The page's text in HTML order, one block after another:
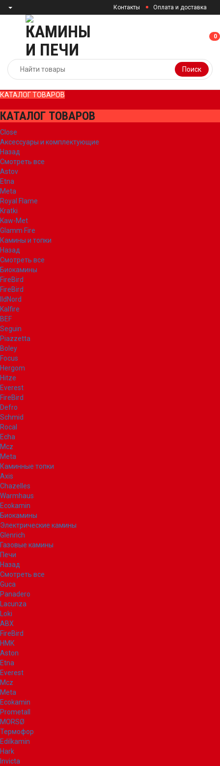
Контакты Оплата и доставка
Поиск
00
КАТАЛОГ ТОВАРОВ
КАТАЛОГ ТОВАРОВ
Close
Аксессуары и комплектующие
Назад
Смотреть все
Astov
Etna
Meta
Royal Flame
Kratki
Kaw-Met
Glamm Fire
Камины и топки
Назад
Смотреть все
Биокамины
FireBird
FireBird
IldNord
Kalfire
BEF
Seguin
Piazzetta
Boley
Focus
Hergom
Hitze
Everest
FireBird
Defro
Schmid
Rocal
Echa
Mcz
Meta
Каминные топки
Axis
Chazelles
Warmhaus
Ecokamin
Биокамины
Электрические камины
Glenrich
Газовые камины
Печи
Назад
Смотреть все
Guca
Panadero
Lacunza
Loki
ABX
FireBird
НМК
Aston
Etna
Everest
Mcz
Meta
Ecokamin
Prometall
MORSØ
Термофор
Edilkamin
Hark
Invicta